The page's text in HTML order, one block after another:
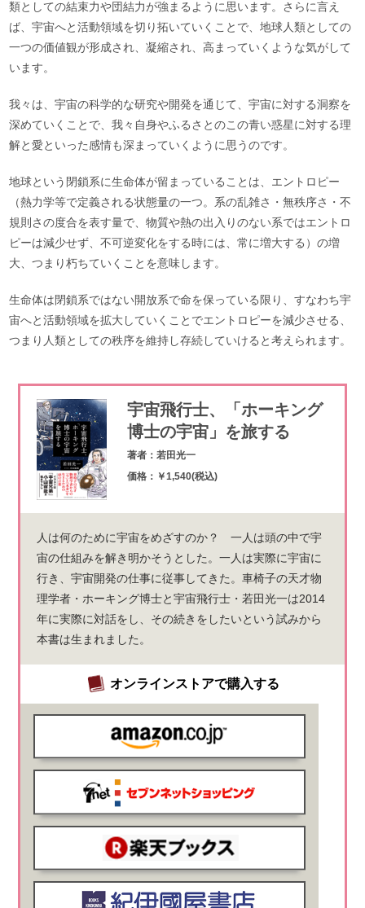
類としての結束力や団結力が強まるように思います。さらに言え
ば、宇宙へと活動領域を切り拓いていくことで、地球人類としての
一つの価値観が形成され、凝縮され、高まっていくような気がして
います。
我々は、宇宙の科学的な研究や開発を通じて、宇宙に対する洞察を
深めていくことで、我々自身やふるさとのこの青い惑星に対する理
解と愛といった感情も深まっていくように思うのです。
地球という閉鎖系に生命体が留まっていることは、エントロピー
（熱力学等で定義される状態量の一つ。系の乱雑さ・無秩序さ・不
規則さの度合を表す量で、物質や熱の出入りのない系ではエントロ
ピーは減少せず、不可逆変化をする時には、常に増大する）の増
大、つまり朽ちていくことを意味します。
生命体は閉鎖系ではない開放系で命を保っている限り、すなわち宇
宙へと活動領域を拡大していくことでエントロピーを減少させる、
つまり人類としての秩序を維持し存続していけると考えられます。
宇宙飛行士、「ホーキング
博士の宇宙」を旅する
著者：若田光一
価格：￥1,540(税込)
人は何のために宇宙をめざすのか？ 一人は頭の中で宇
宙の仕組みを解き明かそうとした。一人は実際に宇宙に
行き、宇宙開発の仕事に従事してきた。車椅子の天才物
理学者・ホーキング博士と宇宙飛行士・若田光一は2014
年に実際に対話をし、その続きをしたいという試みから
本書は生まれました。
オンラインストアで購入する